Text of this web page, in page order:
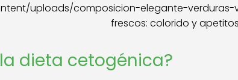
uploads/composicion-elegante-verduras-
frescos: colorido y
dieta cetogénica?